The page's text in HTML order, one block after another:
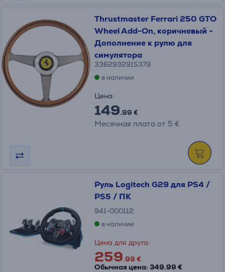
Thrustmaster Ferrari 250 GTO
Wheel Add-On, коричневый -
Дополнение к рулю для
симулятора
3362932915379
в наличии
Цена:
149.99 €
Месячная плата от 5 €
Руль Logitech G29 для PS4 /
PS5 / ПК
941-000112
в наличии
Цена для друга:
259.99 €
Обычная цена: 349.99 €